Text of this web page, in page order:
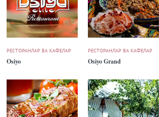
РЕСТОРАНЛАР ВА КАФЕЛАР
Osiyo
РЕСТОРАНЛАР ВА КАФЕЛАР
Osiyo Grand